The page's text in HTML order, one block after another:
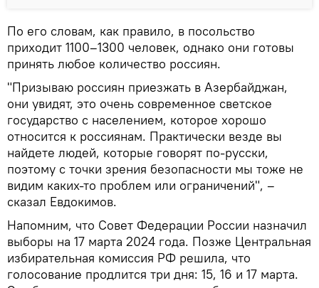
По его словам, как правило, в посольство
приходит 1100–1300 человек, однако они готовы
принять любое количество россиян.
"Призываю россиян приезжать в Азербайджан,
они увидят, это очень современное светское
государство с населением, которое хорошо
относится к россиянам. Практически везде вы
найдете людей, которые говорят по-русски,
поэтому с точки зрения безопасности мы тоже не
видим каких-то проблем или ограничений", –
сказал Евдокимов.
Напомним, что Совет Федерации России назначил
выборы на 17 марта 2024 года. Позже Центральная
избирательная комиссия РФ решила, что
голосование продлится три дня: 15, 16 и 17 марта.